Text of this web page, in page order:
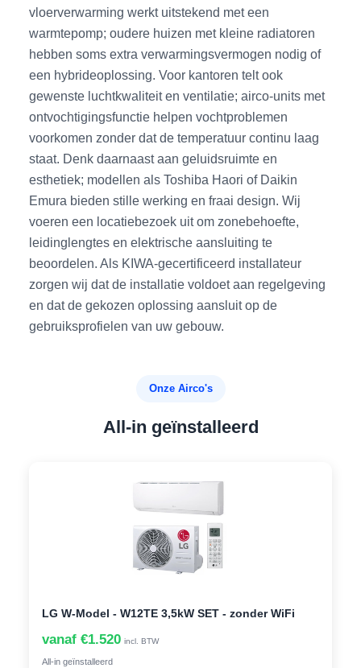
vloerverwarming werkt uitstekend met een
warmtepomp; oudere huizen met kleine radiatoren
hebben soms extra verwarmingsvermogen nodig of
een hybrideoplossing. Voor kantoren telt ook
gewenste luchtkwaliteit en ventilatie; airco-units met
ontvochtigingsfunctie helpen vochtproblemen
voorkomen zonder dat de temperatuur continu laag
staat. Denk daarnaast aan geluidsruimte en
esthetiek; modellen als Toshiba Haori of Daikin
Emura bieden stille werking en fraai design. Wij
voeren een locatiebezoek uit om zonebehoefte,
leidinglengtes en elektrische aansluiting te
beoordelen. Als KIWA-gecertificeerd installateur
zorgen wij dat de installatie voldoet aan regelgeving
en dat de gekozen oplossing aansluit op de
gebruiksprofielen van uw gebouw.
Onze Airco's
All-in geïnstalleerd
LG W-Model - W12TE 3,5kW SET - zonder WiFi
vanaf €1.520 incl. BTW
All-in geïnstalleerd